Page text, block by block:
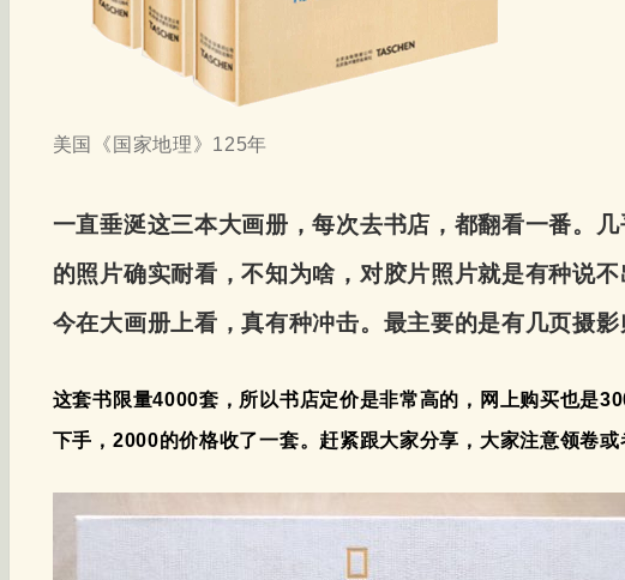
美国《国家地理》125年
一直垂涎这三本大画册，每次去书店，都翻看一番。
的照片确实耐看，不知为啥，对胶片照片就是有种说
今在大画册上看，真有种冲击。最主要的是有几页摄影
这套书限量4000套，所以书店定价是非常高的，网上购买也是
下手，2000的价格收了一套。赶紧跟大家分享，大家注意领卷或